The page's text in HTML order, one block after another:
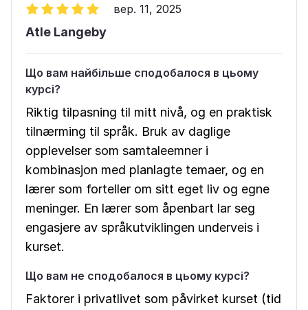
вер. 11, 2025
Atle Langeby
Що вам найбільше сподобалося в цьому
курсі?
Riktig tilpasning til mitt nivå, og en praktisk
tilnærming til språk. Bruk av daglige
opplevelser som samtaleemner i
kombinasjon med planlagte temaer, og en
lærer som forteller om sitt eget liv og egne
meninger. En lærer som åpenbart lar seg
engasjere av språkutviklingen underveis i
kurset.
Що вам не сподобалося в цьому курсі?
Faktorer i privatlivet som påvirket kurset (tid